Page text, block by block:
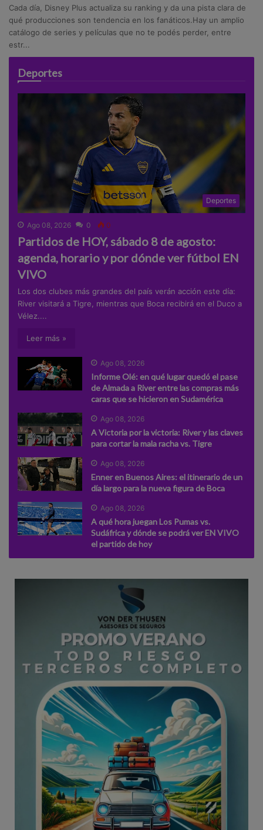
Cada día, Disney Plus actualiza su ranking y da una pista clara de
qué producciones son tendencia en los fanáticos.Hay un amplio
catálogo de series y películas que no te podés perder, entre
estr...
Deportes
Deportes
Ago 08, 2026 0 0
Partidos de HOY, sábado 8 de agosto:
agenda, horario y por dónde ver fútbol EN
VIVO
Los dos clubes más grandes del país verán acción este día:
River visitará a Tigre, mientras que Boca recibirá en el Duco a
Vélez....
Leer más »
Ago 08, 2026
Informe Olé: en qué lugar quedó el pase
de Almada a River entre las compras más
caras que se hicieron en Sudamérica
Ago 08, 2026
A Victoria por la victoria: River y las claves
para cortar la mala racha vs. Tigre
Ago 08, 2026
Enner en Buenos Aires: el itinerario de un
día largo para la nueva figura de Boca
Ago 08, 2026
A qué hora juegan Los Pumas vs.
Sudáfrica y dónde se podrá ver EN VIVO
el partido de hoy